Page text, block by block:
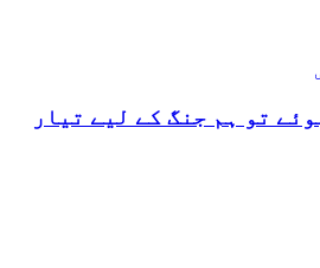
تو ہم جنگ کے لیے تیار